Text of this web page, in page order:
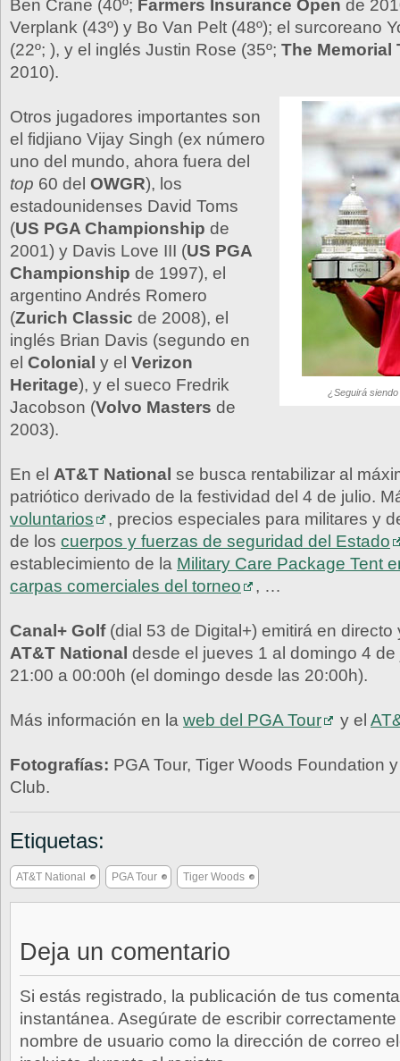
Ben Crane (40º; Farmers Insurance Open de
Verplank (43º) y Bo Van Pelt (48º); el surcoreano
(22º; ), y el inglés Justin Rose (35º; The Memorial
2010).
¿Seguirá
Otros jugadores importantes son
el fidjiano Vijay Singh (ex número
uno del mundo, ahora fuera del
top 60 del OWGR), los
estadounidenses David Toms
(US PGA Championship de
2001) y Davis Love III (US PGA
Championship de 1997), el
argentino Andrés Romero
(Zurich Classic de 2008), el
inglés Brian Davis (segundo en
el Colonial y el Verizon
Heritage), y el sueco Fredrik
Jacobson (Volvo Masters de
2003).
En el AT&T National se busca rentabilizar al
patriótico derivado de la festividad del 4 de julio.
voluntarios
, precios especiales para militares y
de los cuerpos y fuerzas de seguridad del Estado
establecimiento de la Military Care Package Tent
carpas comerciales del torneo
, …
Canal+ Golf (dial 53 de Digital+) emitirá en
AT&T National desde el jueves 1 al domingo 4
21:00 a 00:00h (el domingo desde las 20:00h).
Más información en la web del PGA Tour y el
Fotografías: PGA Tour, Tiger Woods Foundation
Club.
Etiquetas:
AT&T National PGA Tour Tiger Woods
Deja un comentario
Si estás registrado, la publicación de tus
instantánea. Asegúrate de escribir
nombre de usuario como la dirección de correo